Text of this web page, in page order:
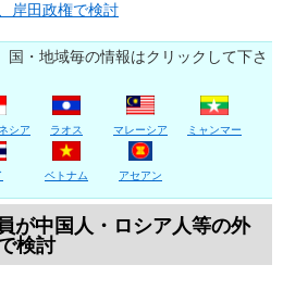
岸田政権で検討
・地域毎の情報はクリックして下さ
シア ラオス マレーシア ミャンマー
ベトナム アセアン
が中国人・ロシア人等の外
検討